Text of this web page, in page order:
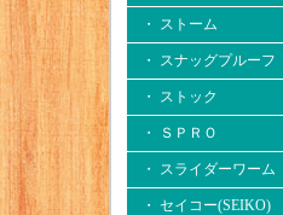
・ ストーム
・ スナッグプルーフ
・ ストック
・ ＳＰＲＯ
・ スライダーワーム
・ セイコー(SEIKO)